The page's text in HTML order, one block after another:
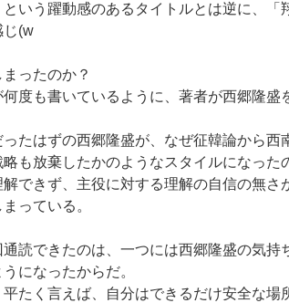
という躍動感のあるタイトルとは逆に、「
じ(w
ったのか？
度も書いているように、著者が西郷隆盛
たはずの西郷隆盛が、なぜ征韓論から西
も放棄したかのようなスタイルになった
できず、主役に対する理解の自信の無さ
っている。
読できたのは、一つには西郷隆盛の気持
になったからだ。
たく言えば、自分はできるだけ安全な場